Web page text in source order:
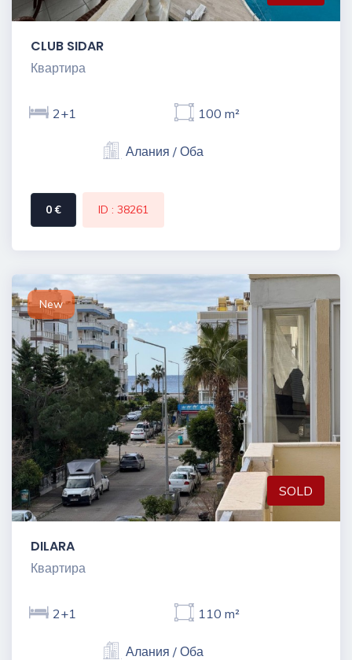
CLUB SIDAR
Квартира
2+1 100 m²
Алания / Оба
0 € ID : 38261
New
SOLD
DILARA
Квартира
2+1 110 m²
Алания / Оба